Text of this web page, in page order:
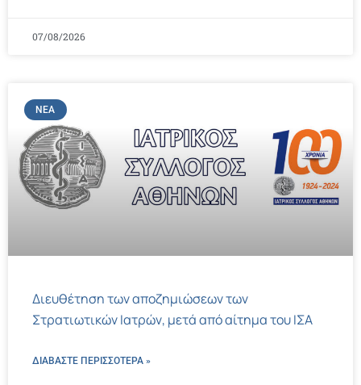
07/08/2026
ΝΈΑ
Διευθέτηση των αποζημιώσεων των
Στρατιωτικών Ιατρών, μετά από αίτημα του ΙΣΑ
ΔΙΑΒΑΣΤΕ ΠΕΡΙΣΣΌΤΕΡΑ »